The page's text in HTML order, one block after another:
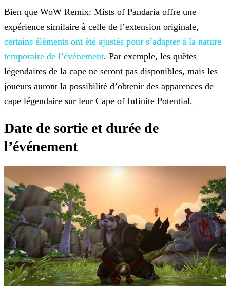
Bien que WoW Remix: Mists of Pandaria offre une
expérience similaire à celle de l’extension originale,
certains éléments ont été ajustés pour s’adapter à la nature
temporaire de l’événement. Par exemple, les quêtes
légendaires de la cape ne seront pas disponibles, mais les
joueurs auront la possibilité d’obtenir des apparences de
cape légendaire sur leur Cape of Infinite Potential.
Date de sortie et durée de
l’événement